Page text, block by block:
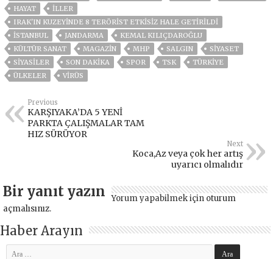
HAYAT
İLLER
IRAK'IN KUZEYINDE 8 TERÖRIST ETKISIZ HALE GETIRILDI
ISTANBUL
JANDARMA
KEMAL KILIÇDAROĞLU
KÜLTÜR SANAT
MAGAZİN MHP SALGIN
SİYASET
SİYASİLER
SON DAKIKA SPOR TSK
TÜRKİYE
ÜLKELER
VIRÜS
Previous
KARŞIYAKA’DA 5 YENİ
PARKTA ÇALIŞMALAR TAM
HIZ SÜRÜYOR
Next
Koca,Az veya çok her artış
uyarıcı olmalıdır
Bir yanıt yazın Yorum yapabilmek için oturum
açmalısınız.
Haber Arayın